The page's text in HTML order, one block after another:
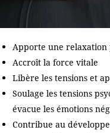
Apporte une relaxation
Accroît la force vitale
Libère les tensions et
Soulage les tensions
évacue les émotions
Contribue au